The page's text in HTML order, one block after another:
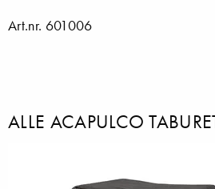
Art.nr. 601006
ALLE ACAPULCO